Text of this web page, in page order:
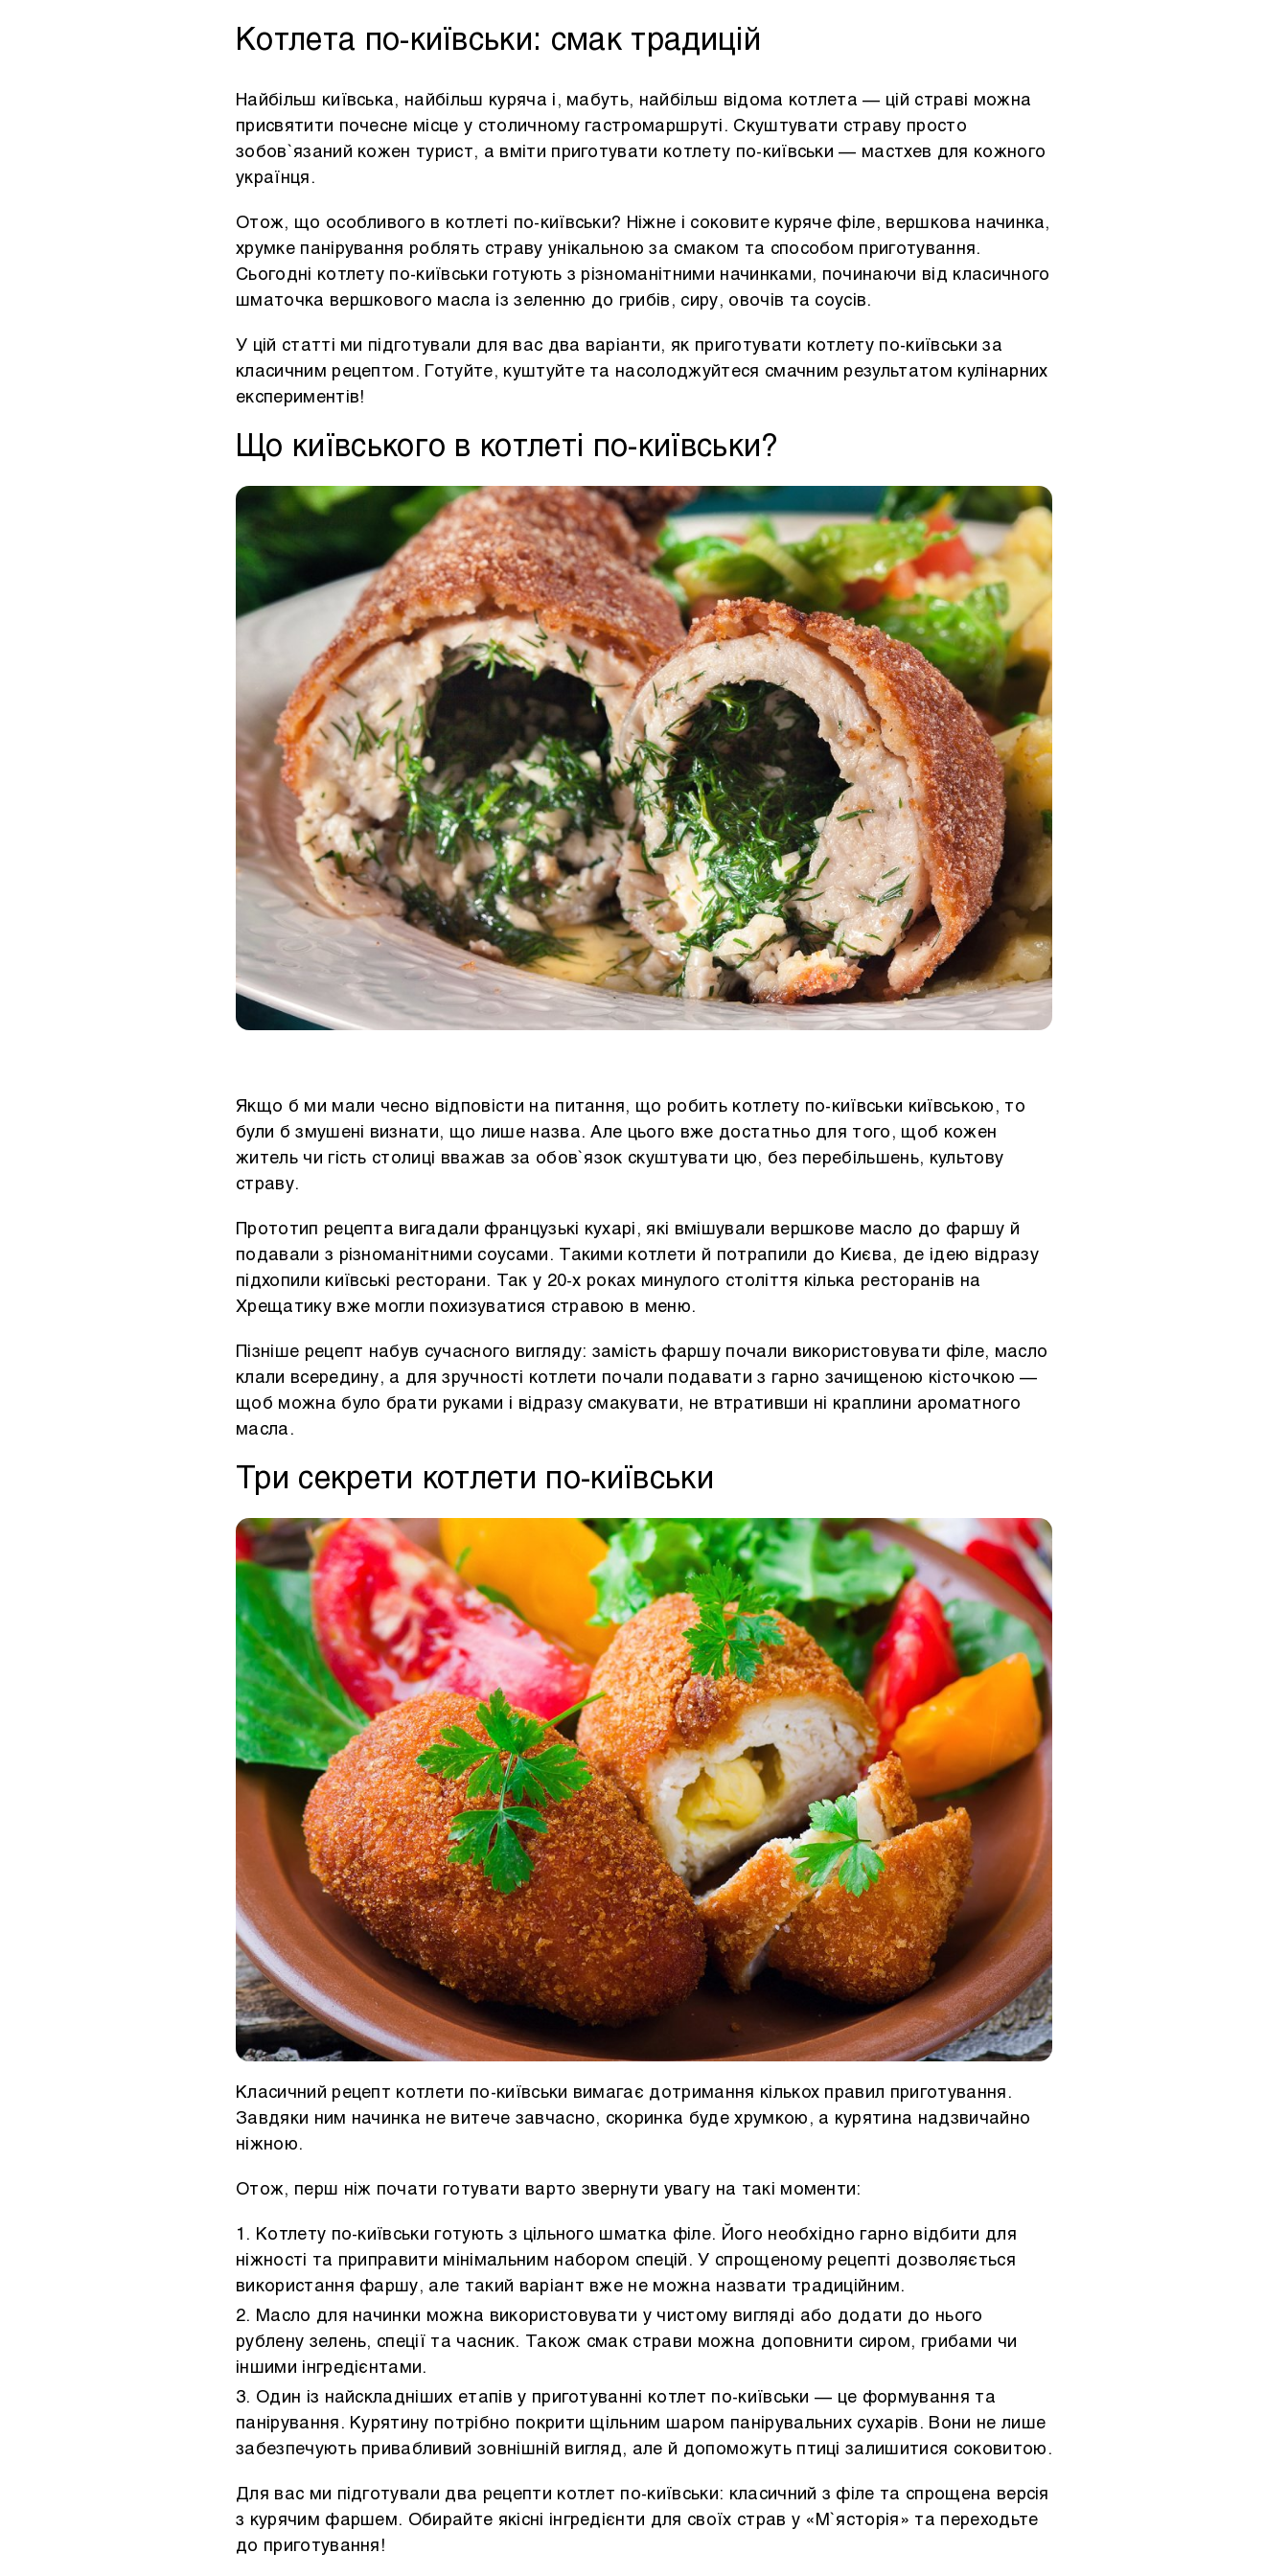
Котлета по-київськи: смак традицій
Найбільш київська, найбільш куряча і, мабуть, найбільш відома котлета — цій страві можна
присвятити почесне місце у столичному гастромаршруті. Скуштувати страву просто
зобов`язаний кожен турист, а вміти приготувати котлету по-київськи — мастхев для кожного
українця.
Отож, що особливого в котлеті по-київськи? Ніжне і соковите куряче філе, вершкова начинка,
хрумке панірування роблять страву унікальною за смаком та способом приготування.
Сьогодні котлету по-київськи готують з різноманітними начинками, починаючи від класичного
шматочка вершкового масла із зеленню до грибів, сиру, овочів та соусів.
У цій статті ми підготували для вас два варіанти, як приготувати котлету по-київськи за
класичним рецептом. Готуйте, куштуйте та насолоджуйтеся смачним результатом кулінарних
експериментів!
Що київського в котлеті по-київськи?
Якщо б ми мали чесно відповісти на питання, що робить котлету по-київськи київською, то
були б змушені визнати, що лише назва. Але цього вже достатньо для того, щоб кожен
житель чи гість столиці вважав за обов`язок скуштувати цю, без перебільшень, культову
страву.
Прототип рецепта вигадали французькі кухарі, які вмішували вершкове масло до фаршу й
подавали з різноманітними соусами. Такими котлети й потрапили до Києва, де ідею відразу
підхопили київські ресторани. Так у 20-х роках минулого століття кілька ресторанів на
Хрещатику вже могли похизуватися стравою в меню.
Пізніше рецепт набув сучасного вигляду: замість фаршу почали використовувати філе, масло
клали всередину, а для зручності котлети почали подавати з гарно зачищеною кісточкою —
щоб можна було брати руками і відразу смакувати, не втративши ні краплини ароматного
масла.
Три секрети котлети по-київськи
Класичний рецепт котлети по-київськи вимагає дотримання кількох правил приготування.
Завдяки ним начинка не витече завчасно, скоринка буде хрумкою, а курятина надзвичайно
ніжною.
Отож, перш ніж почати готувати варто звернути увагу на такі моменти:
Котлету по-київськи готують з цільного шматка філе. Його необхідно гарно відбити для
ніжності та приправити мінімальним набором спецій. У спрощеному рецепті дозволяється
використання фаршу, але такий варіант вже не можна назвати традиційним.
Масло для начинки можна використовувати у чистому вигляді або додати до нього
рублену зелень, спеції та часник. Також смак страви можна доповнити сиром, грибами чи
іншими інгредієнтами.
Один із найскладніших етапів у приготуванні котлет по-київськи — це формування та
панірування. Курятину потрібно покрити щільним шаром панірувальних сухарів. Вони не лише
забезпечують привабливий зовнішній вигляд, але й допоможуть птиці залишитися соковитою.
Для вас ми підготували два рецепти котлет по-київськи: класичний з філе та спрощена версія
з курячим фаршем. Обирайте якісні інгредієнти для своїх страв у «М`ясторія» та переходьте
до приготування!